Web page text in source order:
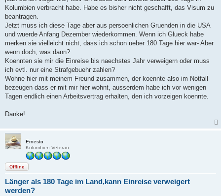
Kolumbien verbracht habe. Habe es bisher nicht geschafft, das Visum zu
beantragen.
Jetzt muss ich diese Tage aber aus persoenlichen Gruenden in die USA
und wuerde Anfang Dezember wiederkommen. Wenn ich Glueck habe
merken sie vielleicht nicht, dass ich schon ueber 180 Tage hier war- Aber
wenn doch, was dann?
Koennten sie mir die Einreise bis naechstes Jahr verweigern oder muss
ich evtl. nur eine Strafgebuehr zahlen?
Wohne hier mit meinem Freund zusammen, der koennte also im Notfall
bezeugen dass er mit mir hier wohnt, ausserdem habe ich vor wenigen
Tagen endlich einen Arbeitsvertrag erhalten, den ich vorzeigen koennte.
Danke!
Ernesto
Kolumbien-Veteran
Offline
Länger als 180 Tage im Land,kann Einreise verweigert
werden?